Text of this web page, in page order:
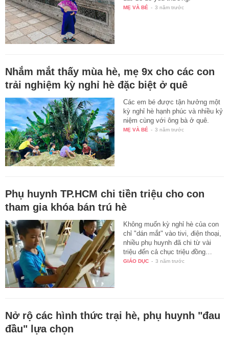
MẸ VÀ BÉ - 3 năm trước
Nhắm mắt thấy mùa hè, mẹ 9x cho các con
trải nghiệm kỳ nghỉ hè đặc biệt ở quê
Các em bé được tận hưởng một
kỳ nghỉ hè hạnh phúc và nhiều kỷ
niệm cùng với ông bà ở quê.
MẸ VÀ BÉ - 3 năm trước
Phụ huynh TP.HCM chi tiền triệu cho con
tham gia khóa bán trú hè
Không muốn kỳ nghỉ hè của con
chỉ "dán mắt" vào tivi, điện thoại,
nhiều phụ huynh đã chi từ vài
triệu đến cả chục triệu đồng…
GIÁO DỤC - 3 năm trước
Nở rộ các hình thức trại hè, phụ huynh "đau
đầu" lựa chọn